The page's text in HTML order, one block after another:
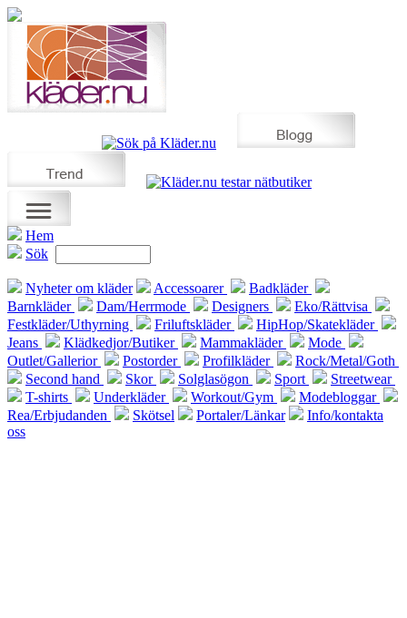
Hem
Sök
Nyheter om kläder Accessoarer
Badkläder
Barnkläder
Dam/Herrmode Designers
Eko/Rättvisa
Festkläder/Uthyrning
Friluftskläder
HipHop/Skatekläder
Jeans
Klädkedjor/Butiker Mammakläder
Mode
Outlet/Gallerior
Postorder Profilkläder
Rock/Metal/Goth
Second hand
Skor Solglasögon Sport
Streetwear
T-shirts
Underkläder Workout/Gym
Modebloggar
Rea/Erbjudanden
Skötsel Portaler/Länkar
Info/kontakta
oss